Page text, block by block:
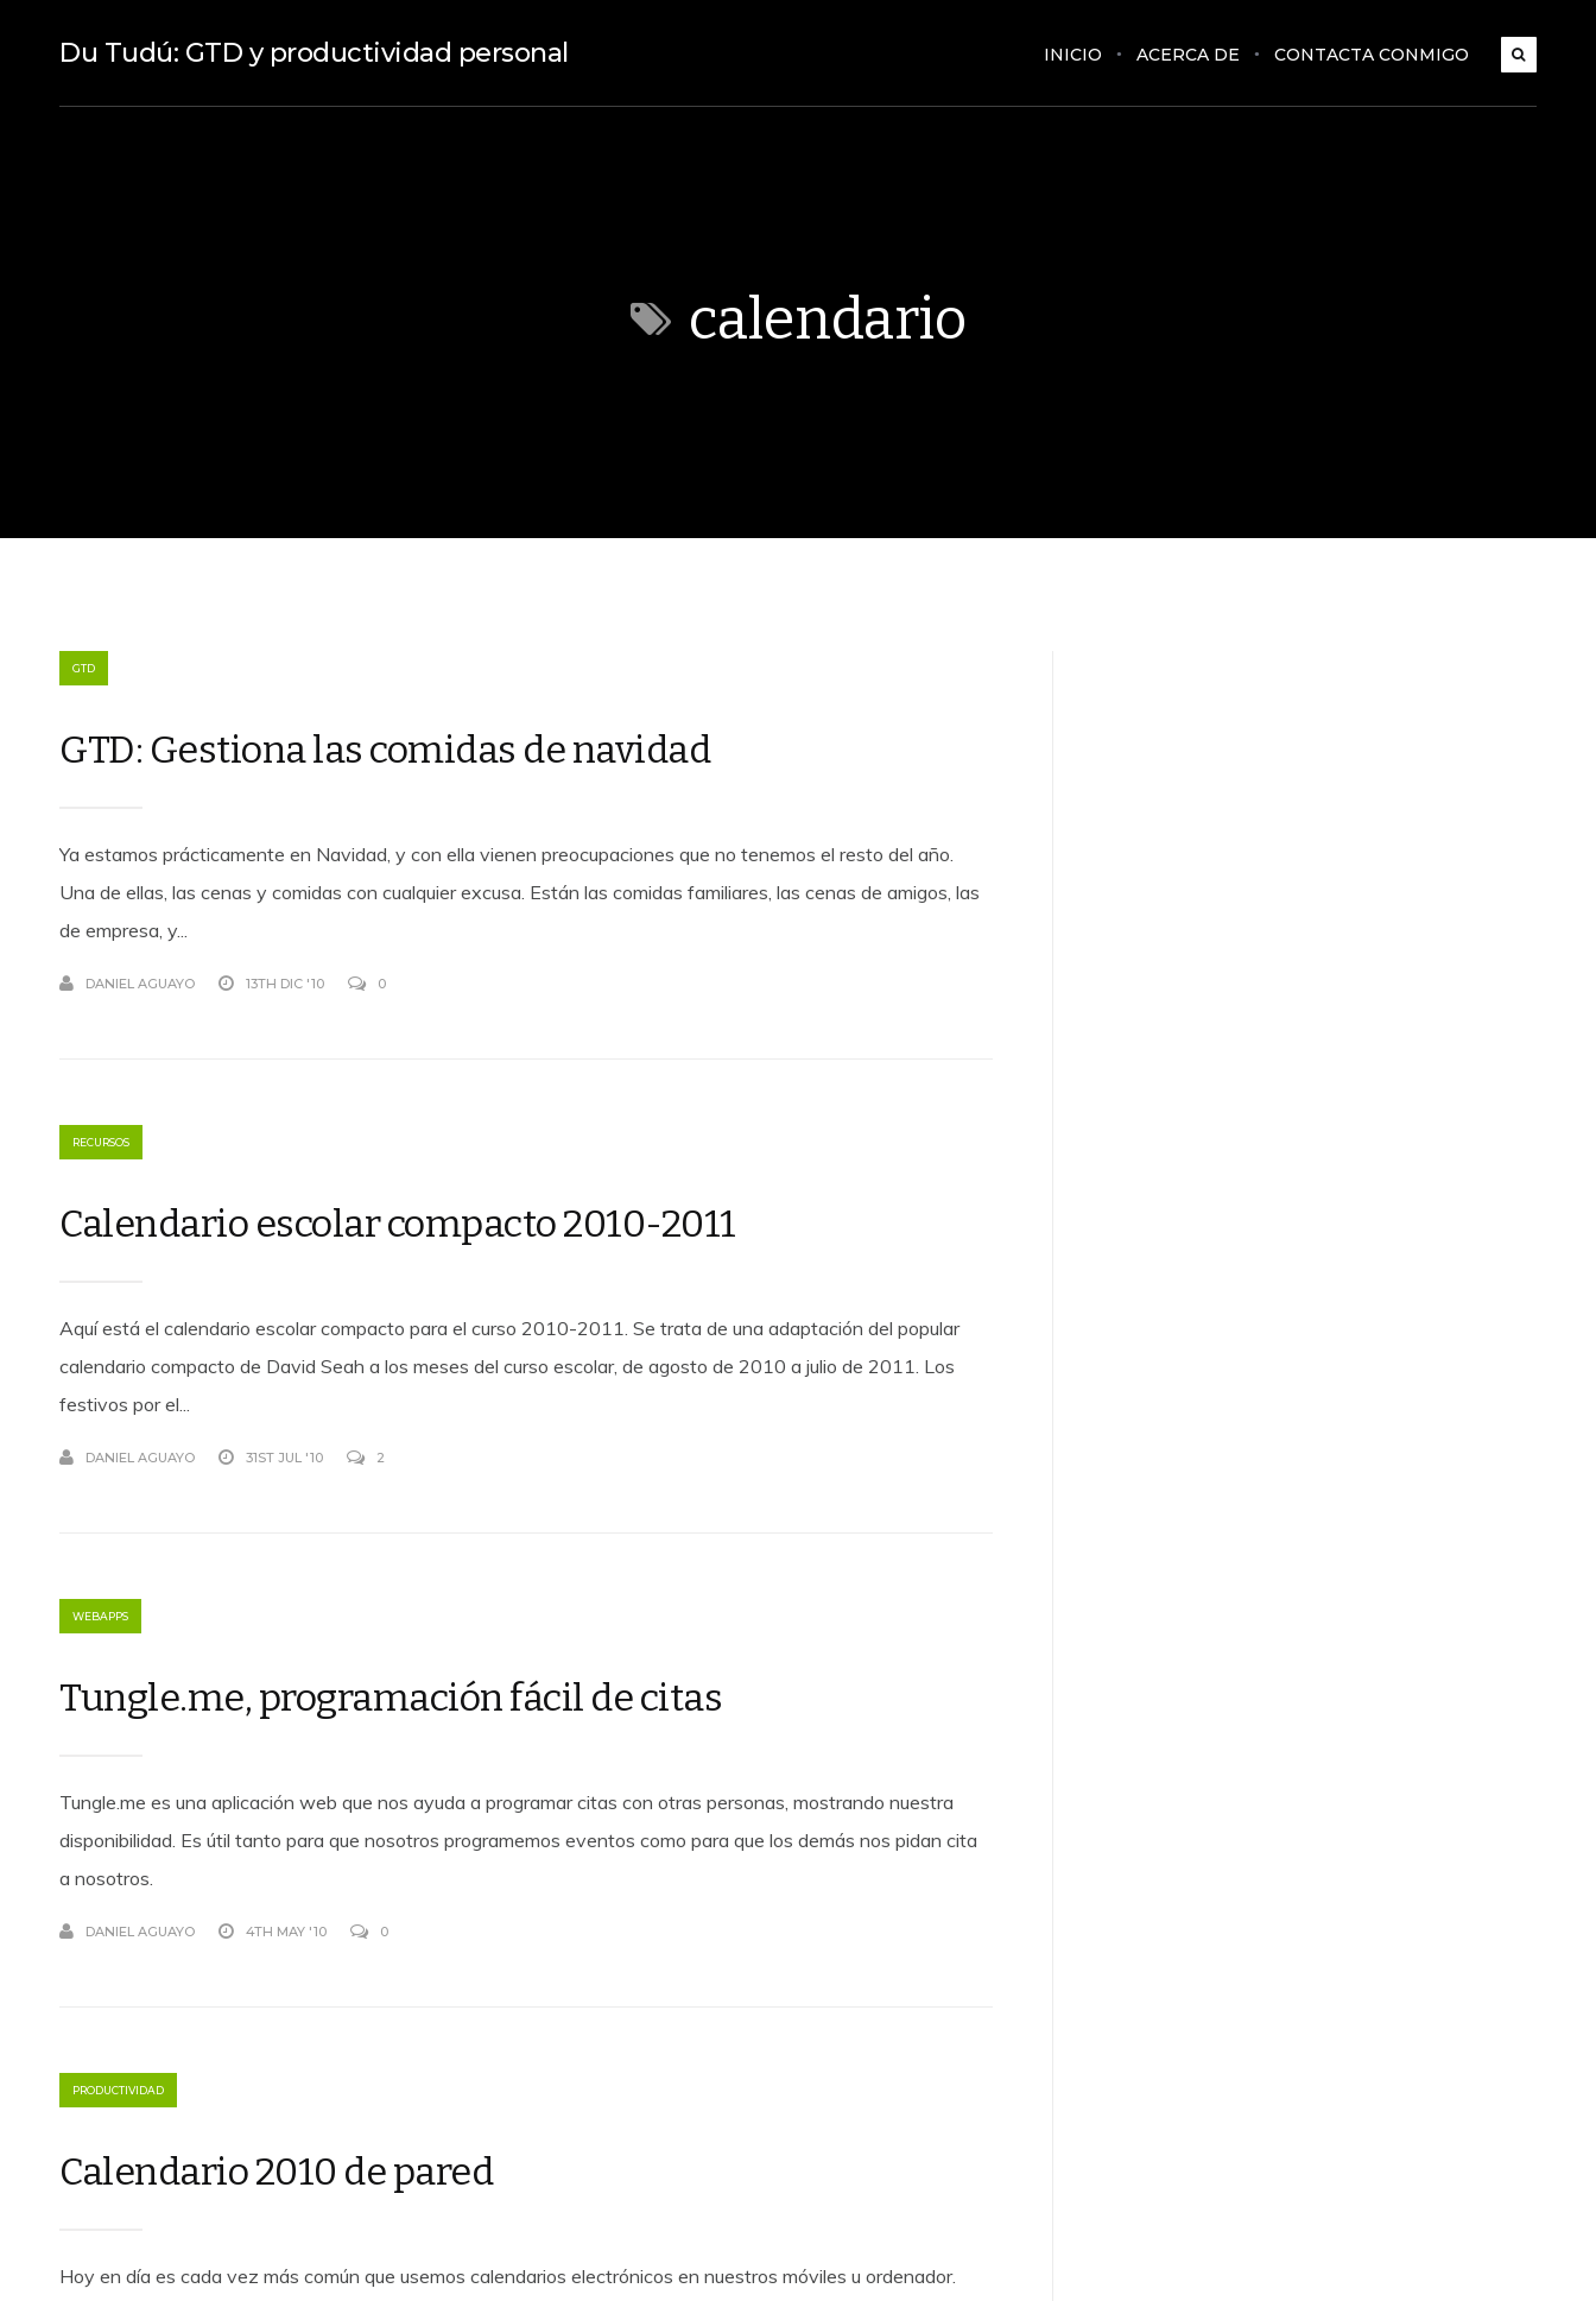
Du Tudú: GTD y productividad personal INICIO ACERCA DE CONTACTA CONMIGO
calendario
GTD
GTD: Gestiona las comidas de navidad
Ya estamos prácticamente en Navidad, y con ella vienen preocupaciones que no tenemos el resto del año.
Una de ellas, las cenas y comidas con cualquier excusa. Están las comidas familiares, las cenas de amigos, las
de empresa, y...
DANIEL AGUAYO 13TH DIC '10 0
RECURSOS
Calendario escolar compacto 2010-2011
Aquí está el calendario escolar compacto para el curso 2010-2011. Se trata de una adaptación del popular
calendario compacto de David Seah a los meses del curso escolar, de agosto de 2010 a julio de 2011. Los
festivos por el...
DANIEL AGUAYO 31ST JUL '10 2
WEBAPPS
Tungle.me, programación fácil de citas
Tungle.me es una aplicación web que nos ayuda a programar citas con otras personas, mostrando nuestra
disponibilidad. Es útil tanto para que nosotros programemos eventos como para que los demás nos pidan cita
a nosotros.
DANIEL AGUAYO 4TH MAY '10 0
PRODUCTIVIDAD
Calendario 2010 de pared
Hoy en día es cada vez más común que usemos calendarios electrónicos en nuestros móviles u ordenador.